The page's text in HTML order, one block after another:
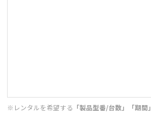
※レンタルを希望する 「製品型番/台数」「期間」